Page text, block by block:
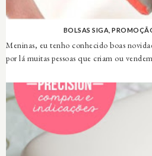
BOLSAS SIGA,
Meninas, eu tenho conhecido boas
por lá muitas pessoas que criam ou